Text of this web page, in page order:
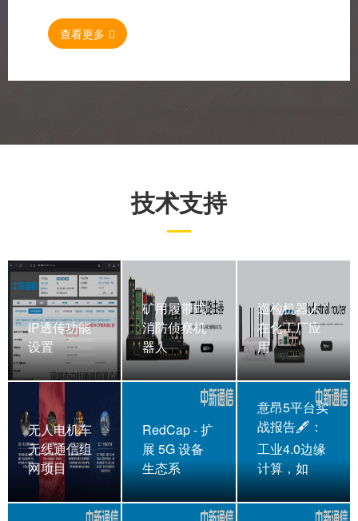
查看更多
技术支持
IP透传功能
设置
矿用履带式
消防侦察机
器人
巡检机器人
在化工厂应
用
无人电机车
无线通信组
网项目
RedCap - 扩
展 5G 设备
生态系
意昂5平台实
战报告🖋：
工业4.0边缘
计算，如